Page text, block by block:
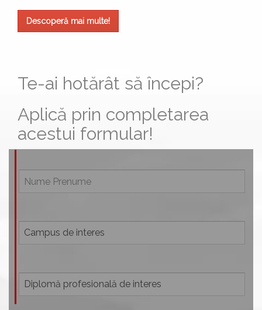
Descoperă mai multe!
Te-ai hotărât să începi?
Aplică prin completarea
acestui formular!